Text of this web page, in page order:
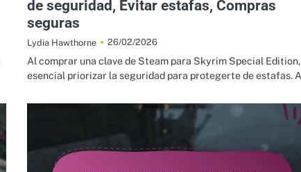
de seguridad, Evitar estafas, Compras
seguras
Lydia Hawthorne 26/02/2026
Al comprar una clave de Steam para Skyrim Special
esencial priorizar la seguridad para protegerte de estafas.